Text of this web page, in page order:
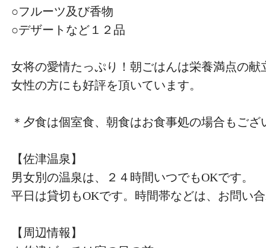
○フルーツ及び香物
○デザートなど１２品
女将の愛情たっぷり！朝ごはんは栄養満点の献
女性の方にも好評を頂いています。
＊夕食は個室食、朝食はお食事処の場合もござ
【佐津温泉】
男女別の温泉は、２４時間いつでもOKです。
平日は貸切もOKです。時間帯などは、お問い
【周辺情報】